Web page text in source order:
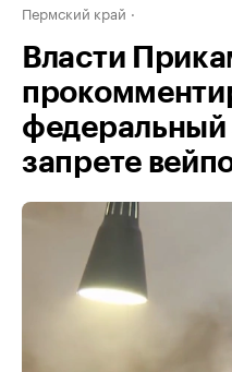
Пермский край
Власти
федеральный
запрете